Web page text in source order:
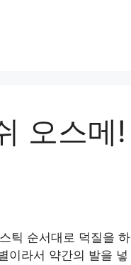
오스메!
틱 순서대로 덕질을 하
이라서 약간의 발을 넣